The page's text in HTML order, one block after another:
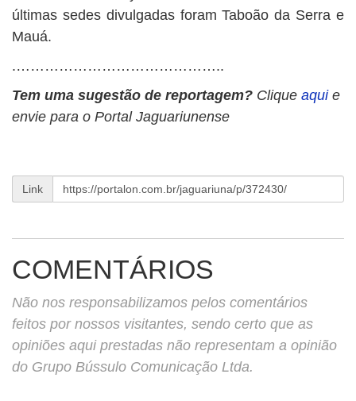
últimas sedes divulgadas foram Taboão da Serra e
Mauá.
.……………………………………..
Tem uma sugestão de reportagem? Clique aqui e
envie para o Portal Jaguariunense
Link
COMENTÁRIOS
Não nos responsabilizamos pelos comentários
feitos por nossos visitantes, sendo certo que as
opiniões aqui prestadas não representam a opinião
do Grupo Bússulo Comunicação Ltda.